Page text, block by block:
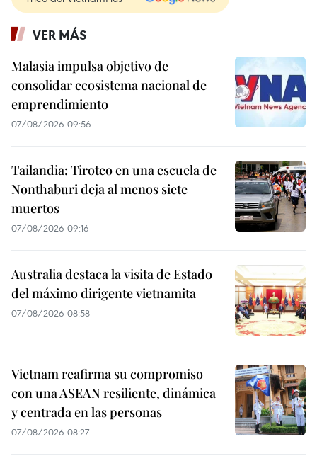
VER MÁS
Malasia impulsa objetivo de
consolidar ecosistema nacional de
emprendimiento
07/08/2026 09:56
Tailandia: Tiroteo en una escuela de
Nonthaburi deja al menos siete
muertos
07/08/2026 09:16
Australia destaca la visita de Estado
del máximo dirigente vietnamita
07/08/2026 08:58
Vietnam reafirma su compromiso
con una ASEAN resiliente, dinámica
y centrada en las personas
07/08/2026 08:27